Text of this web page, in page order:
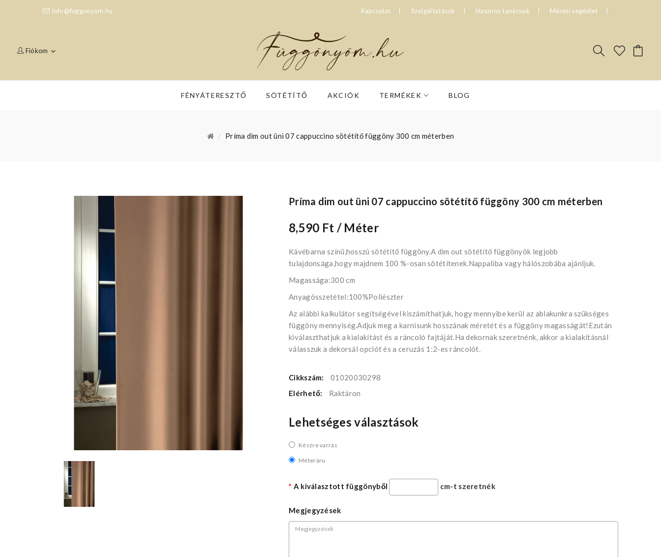
info@fuggonyom.hu Kapcsolat Szolgáltatások Hasznos tanácsok Mérési segédlet
Fiókom
FÉNYÁTERESZTŐ SÖTÉTÍTŐ AKCIÓK TERMÉKEK BLOG
Príma dim out üni 07 cappuccino sötétítő függöny 300 cm méterben
Príma dim out üni 07 cappuccino sötétítő függöny 300 cm méterben
8,590 Ft / Méter
Kávébarna színű,hosszú sötétítő függöny.A dim out sötétítő függönyök legjobb
tulajdonsága,hogy majdnem 100 %-osan sötétítenek.Nappaliba vagy hálószobába ajánljuk.
Magassága:300 cm
Anyagösszetétel:100%Poliészter
Az alábbi kalkulátor segítségével kiszámíthatjuk, hogy mennyibe kerül az ablakunkra szükséges
függöny mennyiség.Adjuk meg a karnisunk hosszának méretét és a függöny magasságát!Ezután
kiválaszthatjuk a kialakítást és a ráncoló fajtáját.Ha dekornak szeretnénk, akkor a kialakításnál
válasszuk a dekorsál opciót és a ceruzás 1:2-es ráncolót.
Cikkszám:
01020030298
Elérhető:
Raktáron
Lehetséges választások
Készre varrás
Méteráru
A kiválasztott függönyből cm-t szeretnék
Megjegyzések